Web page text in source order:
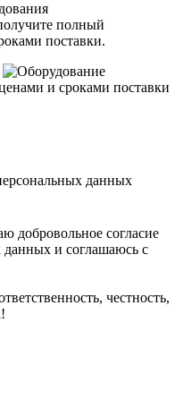
полный
поставки.
и сроками поставки
данных
добровольное согласие
данных и соглашаюсь с
честность,